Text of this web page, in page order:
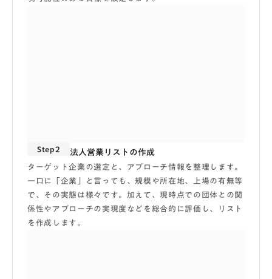
Step2 法人営業リストの作成
ターゲット企業の選定と、アプローチ情報を整理します。
一口に「企業」と言っても、規模や所在地、上場の有無等
で、その実態は様々です。加えて、現時点での団体との関
係性やアプローチの実現度などを総合的に評価し、リスト
を作成します。